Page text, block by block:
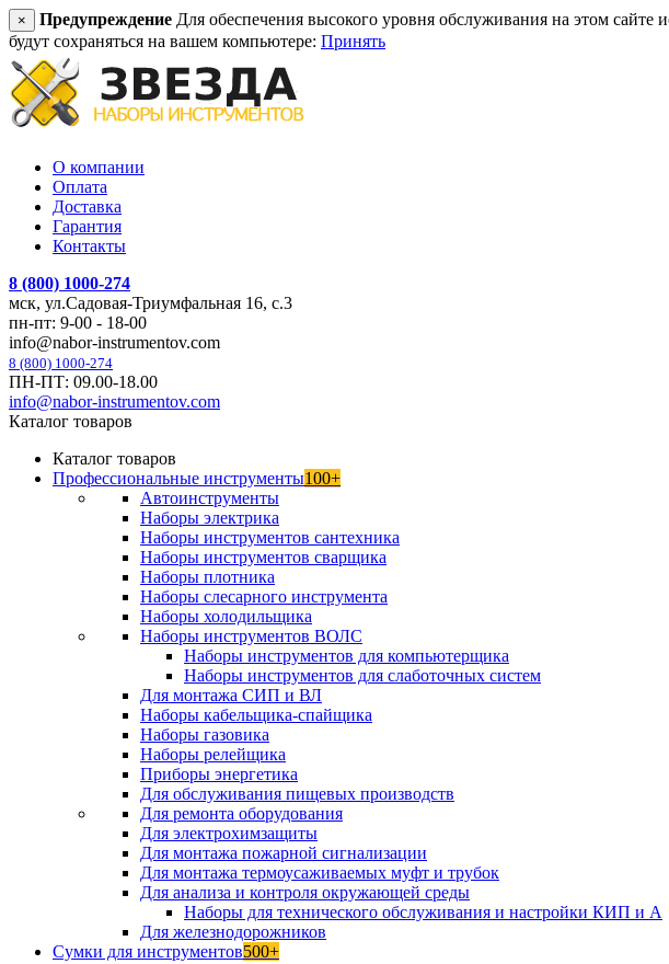
× Предупреждение Для обеспечения высокого уровня обслуживания на этом сайте
будут сохраняться на вашем компьютере: Принять
О компании
Оплата
Доставка
Гарантия
Контакты
8 (800) 1000-274
мск, ул.Садовая-Триумфальная 16, с.3
пн-пт: 9-00 - 18-00
info@nabor-instrumentov.com
8 (800) 1000-274
ПН-ПТ: 09.00-18.00
info@nabor-instrumentov.com
Каталог товаров
Каталог товаров
Профессиональные инструменты100+
Автоинструменты
Наборы электрика
Наборы инструментов сантехника
Наборы инструментов сварщика
Наборы плотника
Наборы слесарного инструмента
Наборы холодильщика
Наборы инструментов ВОЛС
Наборы инструментов для компьютерщика
Наборы инструментов для слаботочных систем
Для монтажа СИП и ВЛ
Наборы кабельщика-спайщика
Наборы газовика
Наборы релейщика
Приборы энергетика
Для обслуживания пищевых производств
Для ремонта оборудования
Для электрохимзащиты
Для монтажа пожарной сигнализации
Для монтажа термоусаживаемых муфт и трубок
Для анализа и контроля окружающей среды
Наборы для технического обслуживания и настройки КИП и А
Для железнодорожников
Сумки для инструментов500+